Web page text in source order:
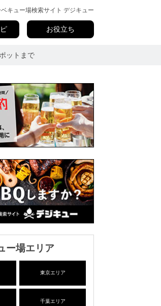
お役立ち
キュー場検索サイト デジキュー
ットまで
ー場エリア
東京エリア
千葉エリア